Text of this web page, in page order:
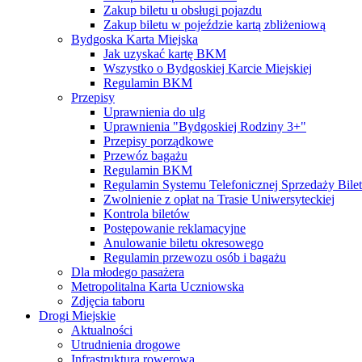
Zakup biletu u obsługi pojazdu
Zakup biletu w pojeździe kartą zbliżeniową
Bydgoska Karta Miejska
Jak uzyskać kartę BKM
Wszystko o Bydgoskiej Karcie Miejskiej
Regulamin BKM
Przepisy
Uprawnienia do ulg
Uprawnienia "Bydgoskiej Rodziny 3+"
Przepisy porządkowe
Przewóz bagażu
Regulamin BKM
Regulamin Systemu Telefonicznej Sprzedaży
Zwolnienie z opłat na Trasie Uniwersyteckiej
Kontrola biletów
Postępowanie reklamacyjne
Anulowanie biletu okresowego
Regulamin przewozu osób i bagażu
Dla młodego pasażera
Metropolitalna Karta Uczniowska
Zdjęcia taboru
Drogi Miejskie
Aktualności
Utrudnienia drogowe
Infrastruktura rowerowa